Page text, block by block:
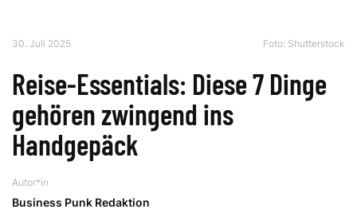
30. Juli 2025 Foto: Shutterstock
Reise-Essentials: Diese 7 Dinge
gehören zwingend ins
Handgepäck
Autor*in
Business Punk Redaktion